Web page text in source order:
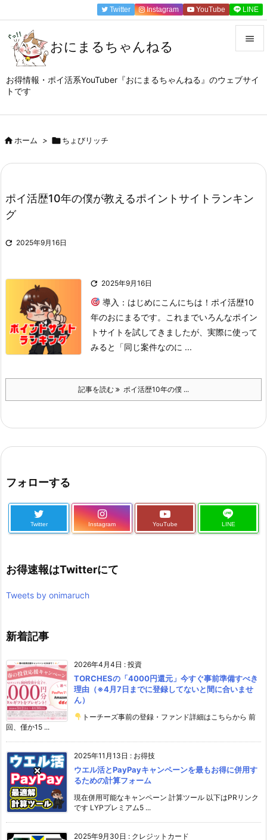
おにまるちゃんねる
お得情報・ポイ活系YouTuber『おにまるちゃんねる』のウェブサイ
トです

メニュ
検索
Twitter Instagram YouTube LINE
ホーム > ちょびリッチ
ポイ活歴10年の僕が教えるポイントサイトランキン
グ
 2025年9月16日
 2025年9月16日
導入：はじめに こんにちは！ポイ活歴10
年のおにまるです。
これまでいろんなポイン
トサイトを試してきましたが、実際に使って
みると「同じ案件なのに ...
記事を読む ポイ活歴10年の僕 ...
フォローする
Twitter Instagram YouTube LINE
お得速報はTwitterにて
Tweets by onimaruch
新着記事
2026年4月4日 : 投資
TORCHESの「4000円還元」今すぐ事前準備すべき
理由（※4月7日までに登録してないと間に合いませ
ん）
トーチーズ事前の登録・ファンド詳細はこちらから 前
回、僅か15 ...
2025年11月13日 : お得技
ウエル活とPayPayキャンペーンを最もお得に併用す
るための計算フォーム
現在併用可能なキャンペーン 計算ツール 以下はPRリンク
です LYPプレミアム5 ...
2025年9月30日 : クレジットカード